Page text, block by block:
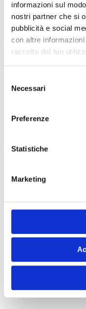
informazioni sul
nostri partner che si
pubblicità e social
con altre
raccolto dal tuo
delNecessari
Preferenze
Statistiche
Marketing
Informativa per
GDPR 2016/679*
Acconsento al
l'informativa
Acconsento al
Proseguendo
Questo campo serve
inalterato.